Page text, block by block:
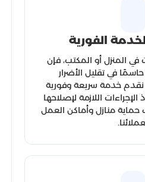
الفورية
المنزل أو المكتب، فإن
في تقليل الأضرار
نقدم خدمة سريعة وفورية
اللازمة لإصلاحها
حماية منازل وأماكن العمل